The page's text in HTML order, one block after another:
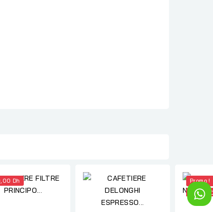
Dh
Promo !
-